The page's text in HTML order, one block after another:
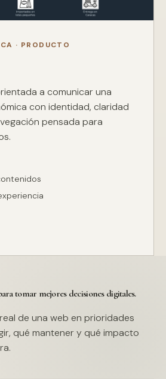
· PRODUCTO
a comunicar una
con identidad, claridad
pensada para
tomar mejores decisiones digitales.
de una web en prioridades
qué mantener y qué impacto